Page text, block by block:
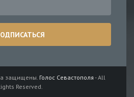
защищены. Голос Севастополя - All
Reserved.